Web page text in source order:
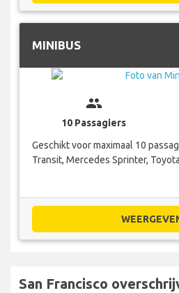
MINIBUS
group
10 Passagiers
Geschikt voor maximaal 10
Transit, Mercedes Sprinter,
San Francisco